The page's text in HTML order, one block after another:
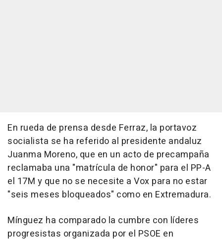
En rueda de prensa desde Ferraz, la portavoz
socialista se ha referido al presidente andaluz
Juanma Moreno, que en un acto de precampaña
reclamaba una "matrícula de honor" para el PP-A
el 17M y que no se necesite a Vox para no estar
"seis meses bloqueados" como en Extremadura.
Mínguez ha comparado la cumbre con líderes
progresistas organizada por el PSOE en